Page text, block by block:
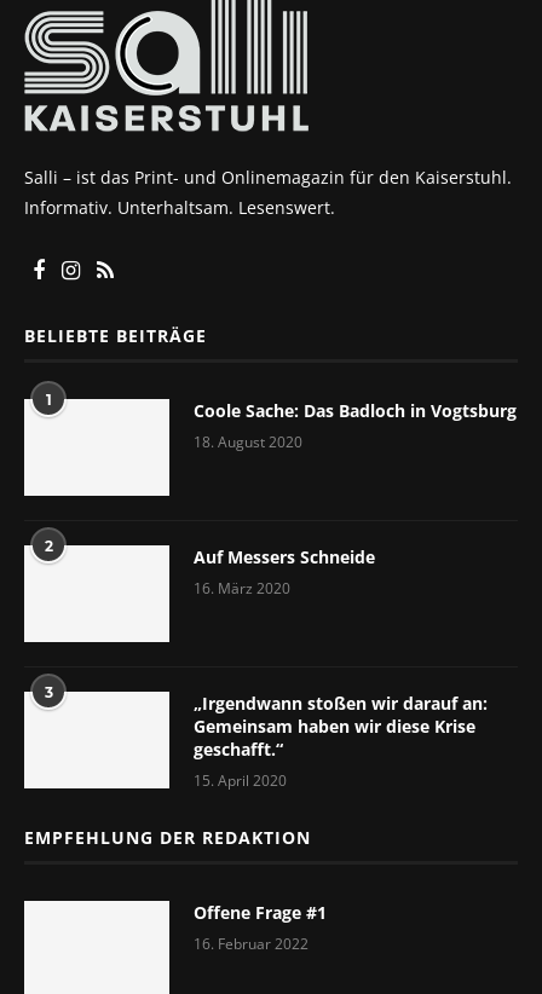
Salli – ist das Print- und Onlinemagazin für den Kaiserstuhl.
Informativ. Unterhaltsam. Lesenswert.
BELIEBTE BEITRÄGE
1 Coole Sache: Das Badloch in Vogtsburg
18. August 2020
2 Auf Messers Schneide
16. März 2020
3
„Irgendwann stoßen wir darauf an:
Gemeinsam haben wir diese Krise
geschafft.“
15. April 2020
EMPFEHLUNG DER REDAKTION
Offene Frage #1
16. Februar 2022